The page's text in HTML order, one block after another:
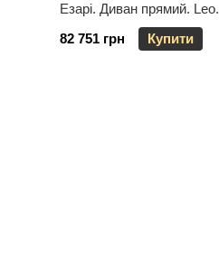
Езарі. Диван прямий. Leo.
82 751 грн
Купити